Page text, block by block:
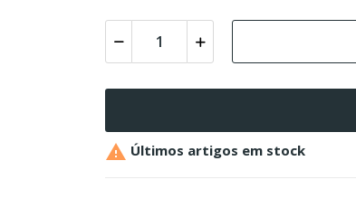
 Últimos artigos em stock